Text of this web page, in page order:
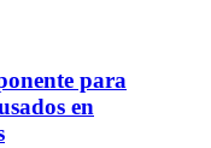
para
en